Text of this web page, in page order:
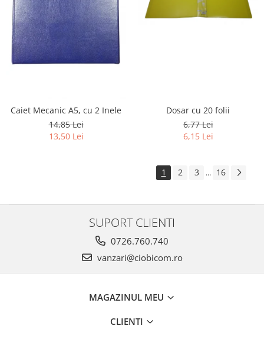
Caiet Mecanic A5, cu 2 Inele
14,85 Lei
13,50 Lei
Dosar cu 20 folii
6,77 Lei
6,15 Lei
1 2 3 ... 16
SUPORT CLIENTI
0726.760.740
vanzari@ciobicom.ro
MAGAZINUL MEU
CLIENTI